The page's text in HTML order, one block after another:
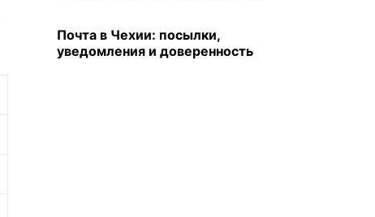
Почта в Чехии: посылки,
уведомления и доверенность